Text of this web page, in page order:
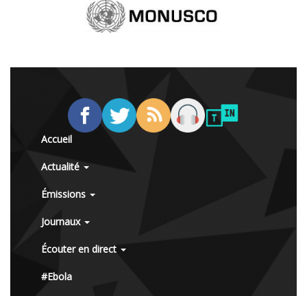
Accueil
Actualité
Émissions
Journaux
Écouter en direct
#Ebola